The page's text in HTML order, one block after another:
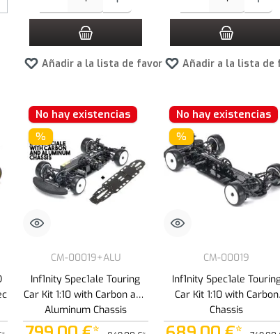
Añadir a la lista de favoritos Añadir a la lista de
No hay existencias
%
CM-00019+ALU
Inf1nity Spec1ale Touring
Car Kit 1:10 with Carbon and
Aluminum Chassis
No hay existencias
%
CM-00019
Inf1nity Spec1ale
Car Kit 1:10 with Carbon
Chassis